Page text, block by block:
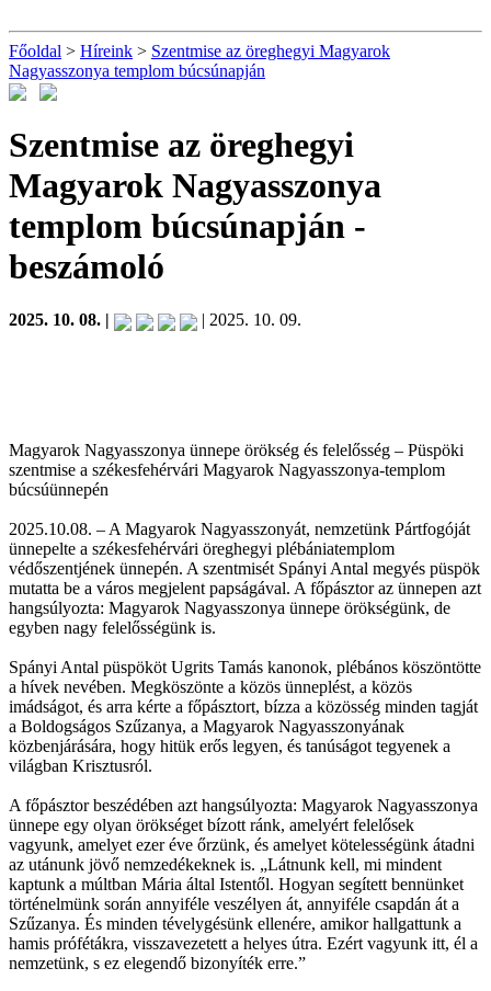
Főoldal > Híreink > Szentmise az öreghegyi Magyarok
Nagyasszonya templom búcsúnapján
Szentmise az öreghegyi
Magyarok Nagyasszonya
templom búcsúnapján -
beszámoló
2025. 10. 08. | | 2025. 10. 09.
Magyarok Nagyasszonya ünnepe örökség és felelősség – Püspöki
szentmise a székesfehérvári Magyarok Nagyasszonya-templom
búcsúünnepén
2025.10.08. – A Magyarok Nagyasszonyát, nemzetünk Pártfogóját
ünnepelte a székesfehérvári öreghegyi plébániatemplom
védőszentjének ünnepén. A szentmisét Spányi Antal megyés püspök
mutatta be a város megjelent papságával. A főpásztor az ünnepen azt
hangsúlyozta: Magyarok Nagyasszonya ünnepe örökségünk, de
egyben nagy felelősségünk is.
Spányi Antal püspököt Ugrits Tamás kanonok, plébános köszöntötte
a hívek nevében. Megköszönte a közös ünneplést, a közös
imádságot, és arra kérte a főpásztort, bízza a közösség minden tagját
a Boldogságos Szűzanya, a Magyarok Nagyasszonyának
közbenjárására, hogy hitük erős legyen, és tanúságot tegyenek a
világban Krisztusról.
A főpásztor beszédében azt hangsúlyozta: Magyarok Nagyasszonya
ünnepe egy olyan örökséget bízott ránk, amelyért felelősek
vagyunk, amelyet ezer éve őrzünk, és amelyet kötelességünk átadni
az utánunk jövő nemzedékeknek is. „Látnunk kell, mi mindent
kaptunk a múltban Mária által Istentől. Hogyan segített bennünket
történelmünk során annyiféle veszélyen át, annyiféle csapdán át a
Szűzanya. És minden tévelygésünk ellenére, amikor hallgattunk a
hamis prófétákra, visszavezetett a helyes útra. Ezért vagyunk itt, él a
nemzetünk, s ez elegendő bizonyíték erre.”